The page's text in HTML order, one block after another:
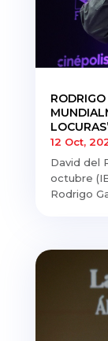
12 Oct,
David del
octubre
Rodrigo